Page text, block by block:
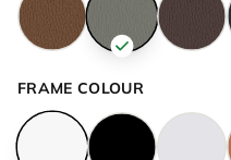
FRAME COLOUR